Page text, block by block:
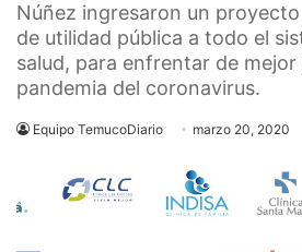
Núñez ingresaron un
de utilidad pública a todo el
salud, para enfrentar de
pandemia del coronavirus.
Equipo TemucoDiario marzo 20, 2020